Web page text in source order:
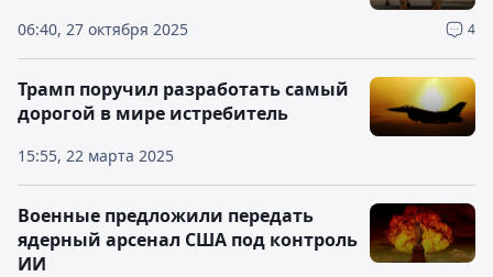
06:40, 27 октября 2025 4
15:55, 22 марта 2025
Трамп поручил разработать самый
дорогой в мире истребитель
Военные предложили передать
ядерный арсенал США под контроль
ИИ